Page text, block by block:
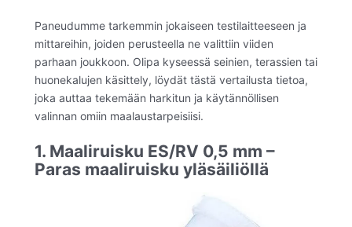
Paneudumme tarkemmin jokaiseen testilaitteeseen ja
mittareihin, joiden perusteella ne valittiin viiden
parhaan joukkoon. Olipa kyseessä seinien, terassien tai
huonekalujen käsittely, löydät tästä vertailusta tietoa,
joka auttaa tekemään harkitun ja käytännöllisen
valinnan omiin maalaustarpeisiisi.
1. Maaliruisku ES/RV 0,5 mm –
Paras maaliruisku yläsäiliöllä